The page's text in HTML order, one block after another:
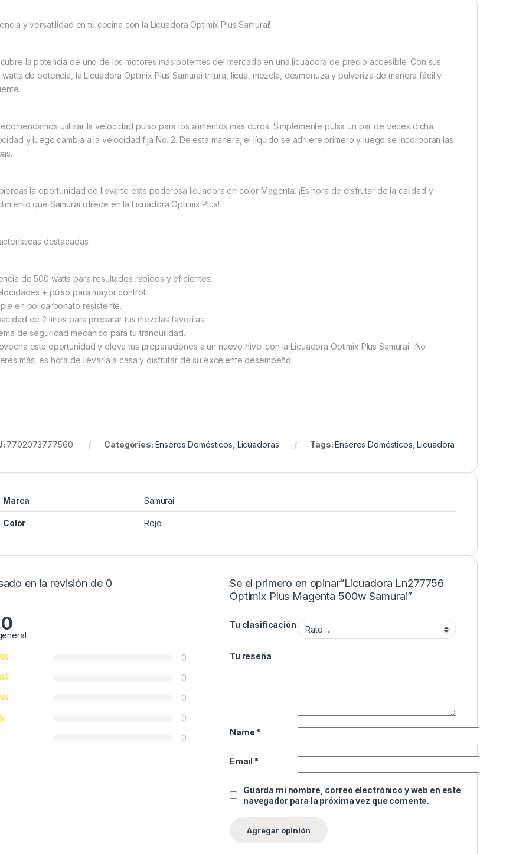
y versatilidad en tu cocina con la Licuadora Optimix Plus Samurai!
la potencia de uno de los motores más potentes del mercado en una licuadora de precio accesible. Con sus
watts de potencia, la Licuadora Optimix Plus Samurai tritura, licua, mezcla, desmenuza y pulveriza de manera fácil y
utilizar la velocidad pulso para los alimentos más duros. Simplemente pulsa un par de veces dicha
y luego cambia a la velocidad fija No. 2. De esta manera, el líquido se adhiere primero y luego se incorporan las
la oportunidad de llevarte esta poderosa licuadora en color Magenta. ¡Es hora de disfrutar de la calidad y
que Samurai ofrece en la Licuadora Optimix Plus!
destacadas:
de 500 watts para resultados rápidos y eficientes.
+ pulso para mayor control.
en policarbonato resistente.
de 2 litros para preparar tus mezclas favoritas.
de seguridad mecánico para tu tranquilidad.
esta oportunidad y eleva tus preparaciones a un nuevo nivel con la Licuadora Optimix Plus Samurai. ¡No
más, es hora de llevarla a casa y disfrutar de su excelente desempeño!
7702073777560 Categories: Enseres Domésticos Licuadoras Tags:Enseres Domésticos ,Licuadora
Marca Samurai
Color Rojo
en la revisión de 0
0
0
0
0
0
Se el primero en opinar“Licuadora Ln277756
Optimix Plus Magenta 500w Samurai”
Tu clasificación
Tu reseña
Name *
Email *
Guarda mi nombre, correo electrónico y web en este
navegador para la próxima vez que comente.